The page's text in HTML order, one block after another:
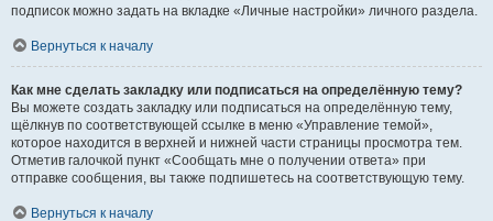
подписок можно задать на вкладке «Личные настройки» личного раздела.
Вернуться к началу
Как мне сделать закладку или подписаться на определённую тему?
Вы можете создать закладку или подписаться на определённую тему,
щёлкнув по соответствующей ссылке в меню «Управление темой»,
которое находится в верхней и нижней части страницы просмотра тем.
Отметив галочкой пункт «Сообщать мне о получении ответа» при
отправке сообщения, вы также подпишетесь на соответствующую тему.
Вернуться к началу